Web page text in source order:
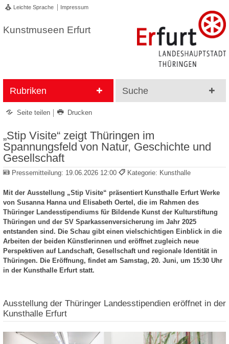
Leichte Sprache Impressum
Kunstmuseen Erfurt
Rubriken Suche
Seite teilen Drucken
„Stip Visite“ zeigt Thüringen im
Spannungsfeld von Natur, Geschichte und
Gesellschaft
Pressemitteilung: 19.06.2026 12:00 Kategorie: Kunsthalle
Mit der Ausstellung „Stip Visite“ präsentiert Kunsthalle Erfurt Werke
von Susanna Hanna und Elisabeth Oertel, die im Rahmen des
Thüringer Landesstipendiums für Bildende Kunst der Kulturstiftung
Thüringen und der SV Sparkassenversicherung im Jahr 2025
entstanden sind. Die Schau gibt einen vielschichtigen Einblick in die
Arbeiten der beiden Künstlerinnen und eröffnet zugleich neue
Perspektiven auf Landschaft, Gesellschaft und regionale Identität in
Thüringen. Die Eröffnung, findet am Samstag, 20. Juni, um 15:30 Uhr
in der Kunsthalle Erfurt statt.
Ausstellung der Thüringer Landesstipendien eröffnet in der
Kunsthalle Erfurt